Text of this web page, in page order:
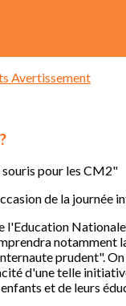
Avertissement
pour les CM2"
de la journée
l'Education
notamment
prudent".
d'une telle
et de leurs